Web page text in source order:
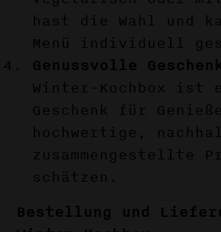
hast die Wahl und
Menü individuell
Genussvolle
Winter-Kochbox ist
Geschenk für
hochwertige,
zusammengestellte
schätzen.
Bestellung und